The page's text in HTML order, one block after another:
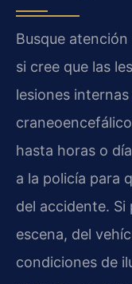
Busque
si cree que las
lesiones
hasta horas o
a la policía para
del accidente.
escena, del
condiciones de